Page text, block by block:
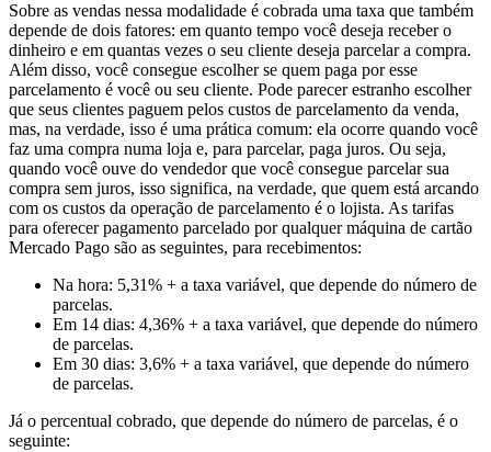
Sobre as vendas nessa modalidade é cobrada uma taxa que também
depende de dois fatores: em quanto tempo você deseja receber o
dinheiro e em quantas vezes o seu cliente deseja parcelar a compra.
Além disso, você consegue escolher se quem paga por esse
parcelamento é você ou seu cliente. Pode parecer estranho escolher
que seus clientes paguem pelos custos de parcelamento da venda,
mas, na verdade, isso é uma prática comum: ela ocorre quando você
faz uma compra numa loja e, para parcelar, paga juros. Ou seja,
quando você ouve do vendedor que você consegue parcelar sua
compra sem juros, isso significa, na verdade, que quem está arcando
com os custos da operação de parcelamento é o lojista. As tarifas
para oferecer pagamento parcelado por qualquer máquina de cartão
Mercado Pago são as seguintes, para recebimentos:
Na hora: 5,31% + a taxa variável, que depende do número de
parcelas.
Em 14 dias: 4,36% + a taxa variável, que depende do número
de parcelas.
Em 30 dias: 3,6% + a taxa variável, que depende do número
de parcelas.
Já o percentual cobrado, que depende do número de parcelas, é o
seguinte: